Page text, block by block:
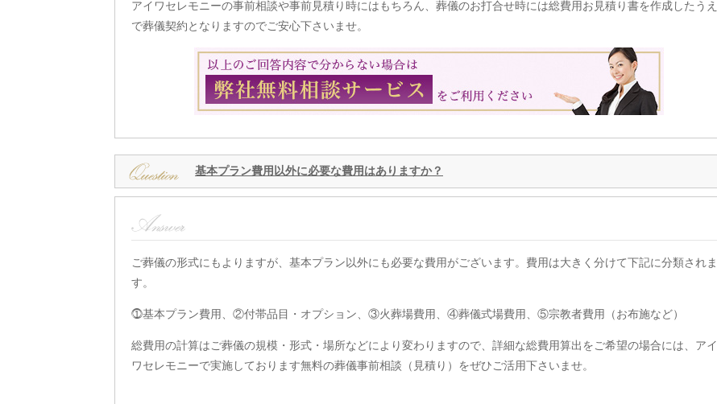
アイワセレモニーの事前相談や事前見積り時にはもちろん、葬儀のお打合せ時には総費用お見積り書を作成したうえ
で葬儀契約となりますのでご安心下さいませ。
基本プラン費用以外に必要な費用はありますか？
ご葬儀の形式にもよりますが、基本プラン以外にも必要な費用がございます。費用は大きく分けて下記に分類されま
す。
⓵基本プラン費用、②付帯品目・オプション、③火葬場費用、④葬儀式場費用、⑤宗教者費用（お布施など）
総費用の計算はご葬儀の規模・形式・場所などにより変わりますので、詳細な総費用算出をご希望の場合には、アイ
ワセレモニーで実施しております無料の葬儀事前相談（見積り）をぜひご活用下さいませ。